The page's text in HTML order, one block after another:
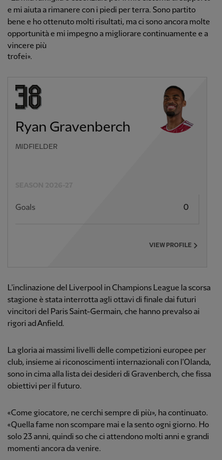
e mi aiuta a rimanere con i piedi per terra. Sono partito
bene e ho ottenuto molti risultati, ma ci sono ancora molte
opportunità e mi impegno a migliorare continuamente e a
vincere più
trofei».
Ryan Gravenberch
MIDFIELDER
Goals 0
VIEW PROFILE
L'inclinazione del Liverpool in Champions League la scorsa
stagione è stata interrotta agli ottavi di finale dai futuri
vincitori del Paris Saint-Germain, che hanno prevalso ai
rigori ad Anfield.
La gloria ai massimi livelli delle competizioni europee per
club, insieme ai riconoscimenti internazionali con l'Olanda,
sono in cima alla lista dei desideri di Gravenberch, che fissa
obiettivi per il futuro.
«Come giocatore, ne cerchi sempre di più», ha continuato.
«Quella fame non scompare mai e la sento ogni giorno. Ho
solo 23 anni, quindi so che ci attendono molti anni e grandi
momenti ancora da venire.